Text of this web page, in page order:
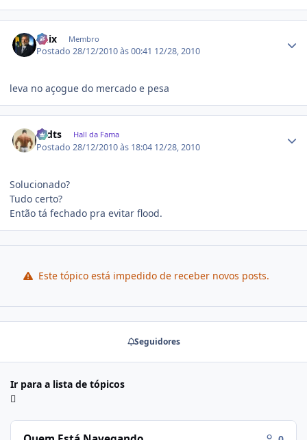
unix Membro
Postado28/12/2010 às 00:41 12/28, 2010
leva no açogue do mercado e pesa
rodts Hall da Fama
Postado28/12/2010 às 18:04 12/28, 2010
Solucionado?
Tudo certo?
Então tá fechado pra evitar flood.
Este tópico está impedido de receber novos posts.
Seguidores
Ir para a lista de tópicos